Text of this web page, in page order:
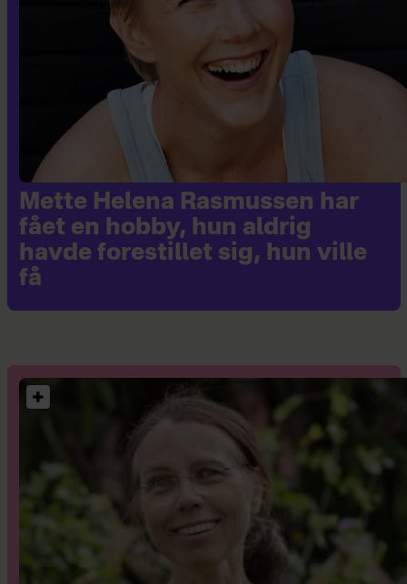
Mette Helena Rasmussen har
fået en hobby, hun aldrig
havde forestillet sig, hun ville
få